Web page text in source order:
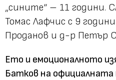
„сините“ – 11 години.
Томас Лафчис с 9
Проданов и д-р Петър
Ето и емоционалното
Батков на официалната